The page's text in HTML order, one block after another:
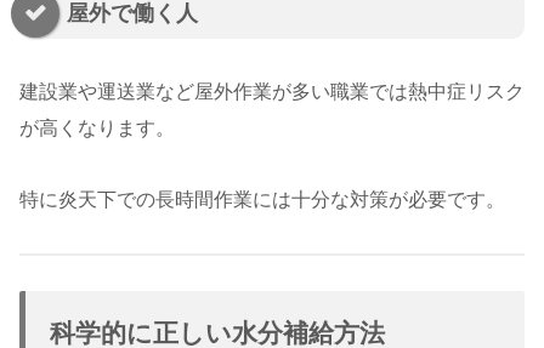
屋外で働く人
建設業や運送業など屋外作業が多い職業では熱中症リスク
が高くなります。
特に炎天下での長時間作業には十分な対策が必要です。
科学的に正しい水分補給方法